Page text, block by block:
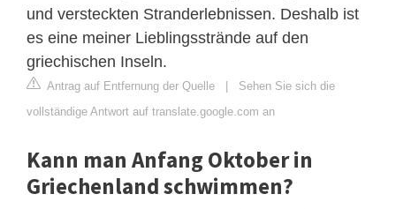
und versteckten Stranderlebnissen. Deshalb ist
es eine meiner Lieblingsstrände auf den
griechischen Inseln.
Antrag auf Entfernung der Quelle | Sehen Sie sich die
vollständige Antwort auf translate.google.com an
Kann man Anfang Oktober in
Griechenland schwimmen?